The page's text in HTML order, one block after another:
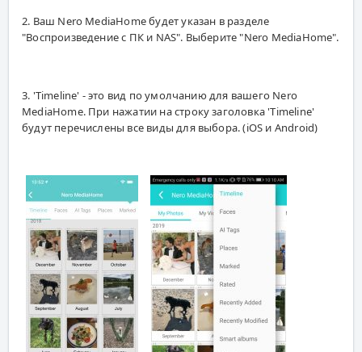
2. Ваш Nero MediaHome будет указан в разделе
"Воспроизведение с ПК и NAS". Выберите "Nero MediaHome".
3. 'Timeline' - это вид по умолчанию для вашего Nero
MediaHome. При нажатии на строку заголовка 'Timeline'
будут перечислены все виды для выбора. (iOS и Android)